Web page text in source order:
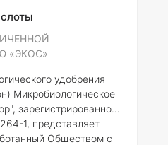
активности почвы
питательных веществ
«ЭКОС»
удобрения
зарегистрированное
1, представляет
Обществом с